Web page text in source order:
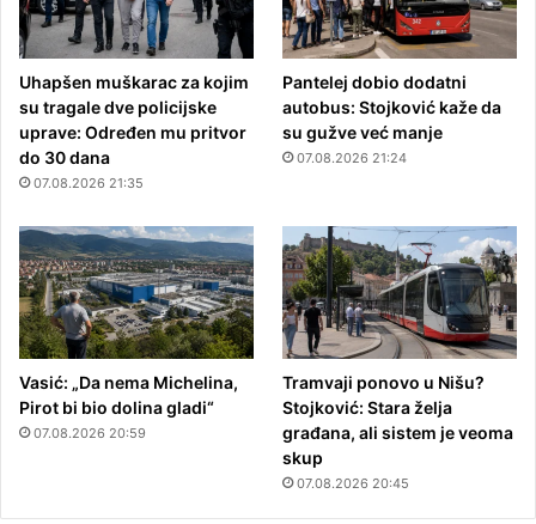
Uhapšen muškarac za kojim
su tragale dve policijske
uprave: Određen mu pritvor
do 30 dana
07.08.2026 21:35
Pantelej dobio dodatni
autobus: Stojković kaže da
su gužve već manje
07.08.2026 21:24
Vasić: „Da nema Michelina,
Pirot bi bio dolina gladi“
07.08.2026 20:59
Tramvaji ponovo u Nišu?
Stojković: Stara želja
građana, ali sistem je veoma
skup
07.08.2026 20:45